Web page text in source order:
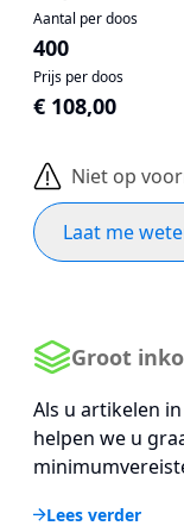
Aantal per doos
400
Prijs per doos
€ 108,00
Niet op
Laat me
Groot
Als u artikelen
helpen we u
Lees verder